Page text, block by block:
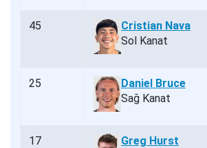
45
Cristian Nava
Sol Kanat
25
Daniel Bruce
Sağ Kanat
17
Greg Hurst